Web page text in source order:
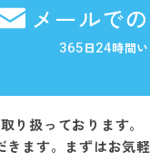
メールで
365日24時間
り扱っております。
ます。まずはお気